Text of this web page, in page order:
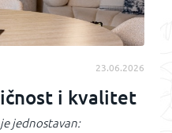
23.06.2026
i kvalitet
jednostavan: